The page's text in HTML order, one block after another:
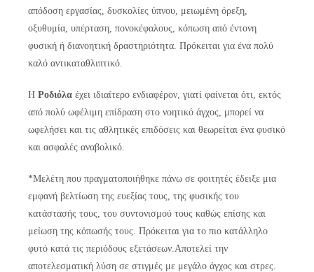
απόδοση εργασίας, δυσκολίες ύπνου, μειωμένη όρεξη,
οξυθυμία, υπέρταση, πονοκέφαλους, κόπωση από έντονη
φυσική ή διανοητική δραστηριότητα. Πρόκειται για ένα πολύ
καλό αντικαταθλιπτικό.
Η Ροδιόλα έχει ιδιαίτερο ενδιαφέρον, γιατί φαίνεται ότι, εκτός
από πολύ ωφέλιμη επίδραση στο νοητικό άγχος, μπορεί να
ωφελήσει και τις αθλητικές επιδόσεις και θεωρείται ένα φυσικό
και ασφαλές αναβολικό.
*Mελέτη που πραγματοποιήθηκε πάνω σε φοιτητές έδειξε μια
εμφανή βελτίωση της ευεξίας τους, της φυσικής του
κατάστασής τους, του συντονισμού τους καθώς επίσης και
μείωση της κόπωσής τους. Πρόκειται για το πιο κατάλληλο
φυτό κατά τις περιόδους εξετάσεων.Aποτελεί την
αποτελεσματική λύση σε στιγμές με μεγάλο άγχος και στρες.